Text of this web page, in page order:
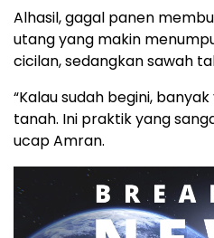
Alhasil, gagal panen
utang yang makin
cicilan, sedangkan sawah
“Kalau sudah begini,
tanah. Ini praktik yang
ucap Amran.